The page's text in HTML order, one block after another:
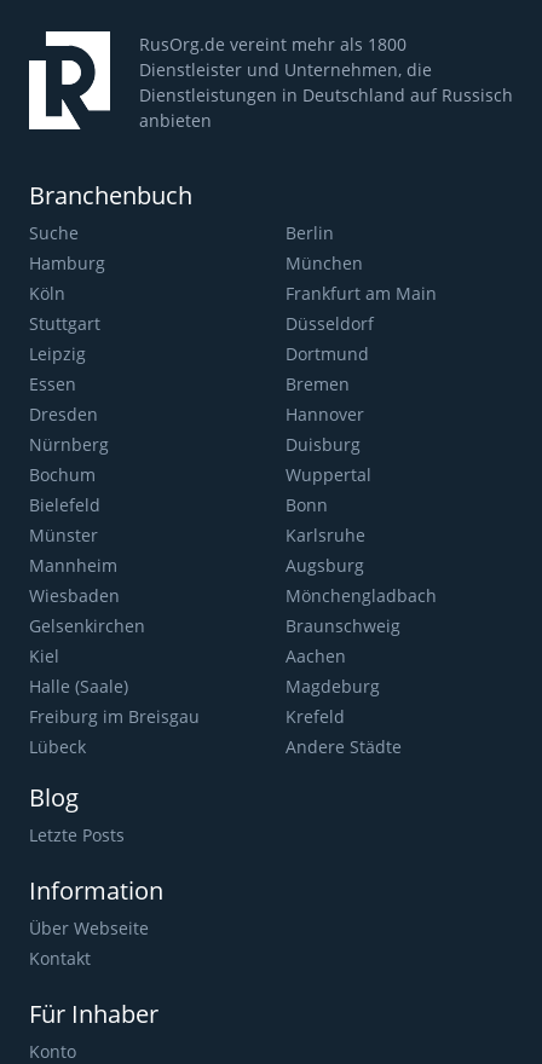
RusOrg.de vereint mehr als 1800
Dienstleister und Unternehmen, die
Dienstleistungen in Deutschland auf Russisch
anbieten
Branchenbuch
Suche
Berlin
Hamburg
München
Köln
Frankfurt am Main
Stuttgart
Düsseldorf
Leipzig
Dortmund
Essen
Bremen
Dresden
Hannover
Nürnberg
Duisburg
Bochum
Wuppertal
Bielefeld
Bonn
Münster
Karlsruhe
Mannheim
Augsburg
Wiesbaden
Mönchengladbach
Gelsenkirchen
Braunschweig
Kiel
Aachen
Halle (Saale)
Magdeburg
Freiburg im Breisgau
Krefeld
Lübeck
Andere Städte
Blog
Letzte Posts
Information
Über Webseite
Kontakt
Für Inhaber
Konto